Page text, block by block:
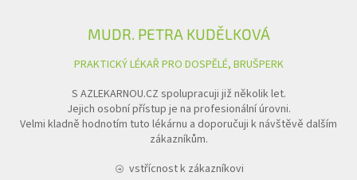
MUDR. PETRA KUDĚLKOVÁ
PRAKTICKÝ LÉKAŘ PRO DOSPĚLÉ, BRUŠPERK
S AZLEKARNOU.CZ spolupracuji již několik let.
Jejich osobní přístup je na profesionální úrovni.
Velmi kladně hodnotím tuto lékárnu a doporučuji k návštěvě dalším
zákazníkům.
vstřícnost k zákazníkovi